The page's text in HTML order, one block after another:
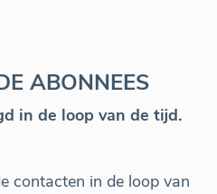
ABONNEES
in de loop van de tijd.
contacten in de loop van